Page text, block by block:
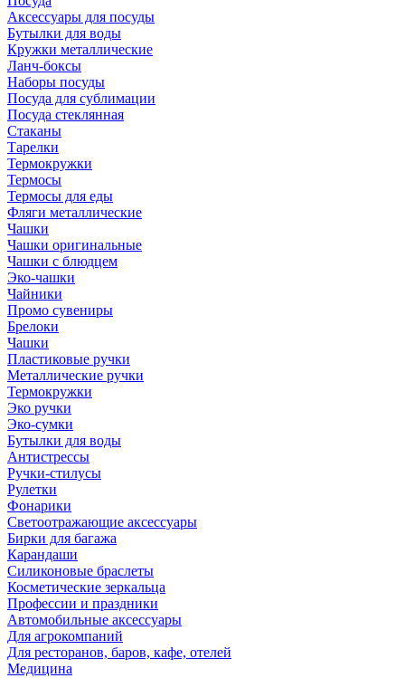
Аксессуары для посуды
Бутылки для воды
Кружки металлические
Ланч-боксы
Наборы посуды
Посуда для сублимации
Посуда стеклянная
Стаканы
Тарелки
Термокружки
Термосы
Термосы для еды
Фляги металлические
Чашки
Чашки оригинальные
Чашки с блюдцем
Эко-чашки
Чайники
Промо сувениры
Брелоки
Чашки
Пластиковые ручки
Металлические ручки
Термокружки
Эко ручки
Эко-сумки
Бутылки для воды
Антистрессы
Ручки-стилусы
Рулетки
Фонарики
Светоотражающие аксессуары
Бирки для багажа
Карандаши
Силиконовые браслеты
Косметические зеркальца
Профессии и праздники
Автомобильные аксессуары
Для агрокомпаний
Для ресторанов, баров, кафе, отелей
Медицина